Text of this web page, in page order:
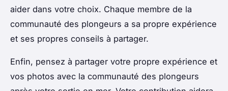
aider dans votre choix. Chaque membre de la
communauté des plongeurs a sa propre expérience
et ses propres conseils à partager.
Enfin, pensez à partager votre propre expérience et
vos photos avec la communauté des plongeurs